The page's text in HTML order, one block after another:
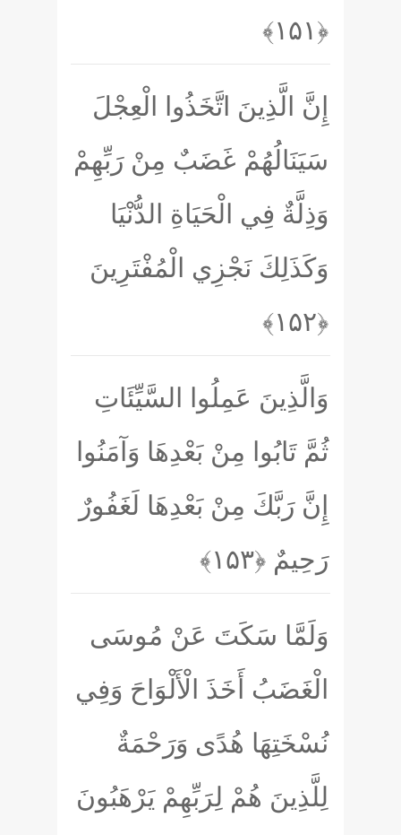
﴿۱۵۱﴾
إِنَّ الَّذِينَ اتَّخَذُوا الْعِجْلَ
سَيَنَالُهُمْ غَضَبٌ مِنْ رَبِّهِمْ
وَذِلَّةٌ فِي الْحَيَاةِ الدُّنْيَا
وَكَذَلِكَ نَجْزِي الْمُفْتَرِينَ
﴿۱۵۲﴾
وَالَّذِينَ عَمِلُوا السَّيِّئَاتِ
ثُمَّ تَابُوا مِنْ بَعْدِهَا وَآمَنُوا
إِنَّ رَبَّكَ مِنْ بَعْدِهَا لَغَفُورٌ
رَحِيمٌ ﴿۱۵۳﴾
وَلَمَّا سَكَتَ عَنْ مُوسَى
الْغَضَبُ أَخَذَ الْأَلْوَاحَ وَفِي
نُسْخَتِهَا هُدًى وَرَحْمَةٌ
لِلَّذِينَ هُمْ لِرَبِّهِمْ يَرْهَبُونَ